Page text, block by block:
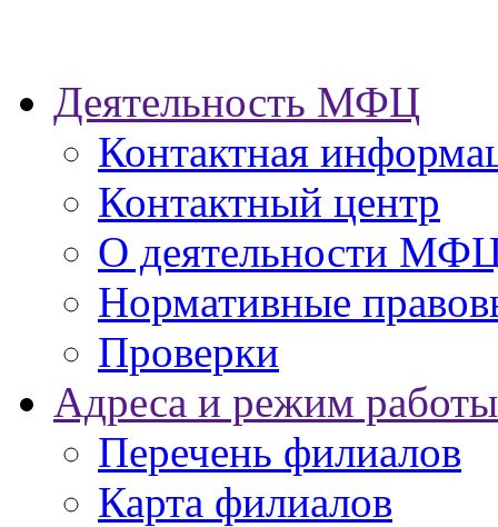
Деятельность МФЦ
Контактная
Контактный центр
О деятельности
Нормативные
Проверки
Адреса и режим работы
Перечень филиалов
Карта филиалов